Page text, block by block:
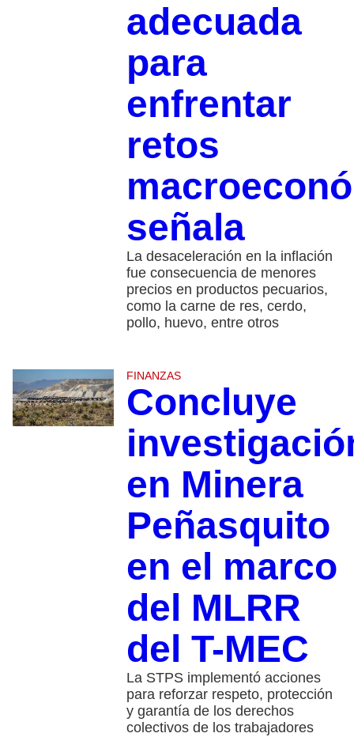
adecuada
para
enfrentar
retos
señala
La desaceleración en la inflación
fue consecuencia de menores
precios en productos pecuarios,
como la carne de res, cerdo,
pollo, huevo, entre otros
FINANZAS
Concluye
en Minera
Peñasquito
en el marco
del MLRR
del T-MEC
La STPS implementó acciones
para reforzar respeto, protección
y garantía de los derechos
colectivos de los trabajadores